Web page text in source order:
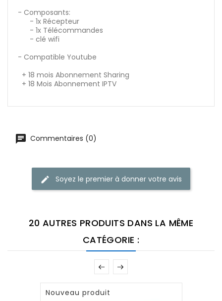
- Composants:
- 1x Récepteur
- 1x Télécommandes
- clé wifi
- Compatible Youtube
+ 18 mois Abonnement Sharing
+ 18 Mois Abonnement IPTV
Commentaires (0)
Soyez le premier à donner votre avis
20 AUTRES PRODUITS DANS LA MÊME
CATÉGORIE :
Nouveau produit